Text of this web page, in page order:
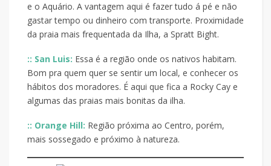
e o Aquário. A vantagem aqui é fazer tudo á pé e não
gastar tempo ou dinheiro com transporte. Proximidade
da praia mais frequentada da Ilha, a Spratt Bight.
:: San Luis: Essa é a região onde os nativos habitam.
Bom pra quem quer se sentir um local, e conhecer os
hábitos dos moradores. É aqui que fica a Rocky Cay e
algumas das praias mais bonitas da ilha.
:: Orange Hill: Região próxima ao Centro, porém,
mais sossegado e próximo à natureza.